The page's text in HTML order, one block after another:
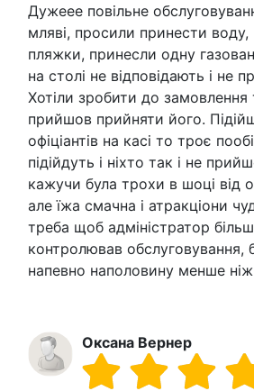
Дужеее повільне
мляві, просили принести воду,
пляжки, принесли одну
на столі не відповідають і не
Хотіли зробити до замовлення
прийшов прийняти його.
офіціантів на касі то троє
підійдуть і ніхто так і не
кажучи була трохи в шоці від
але їжа смачна і атракціони
треба щоб адміністратор
контролював обслуговування,
напевно наполовину менше
Оксана Вернер